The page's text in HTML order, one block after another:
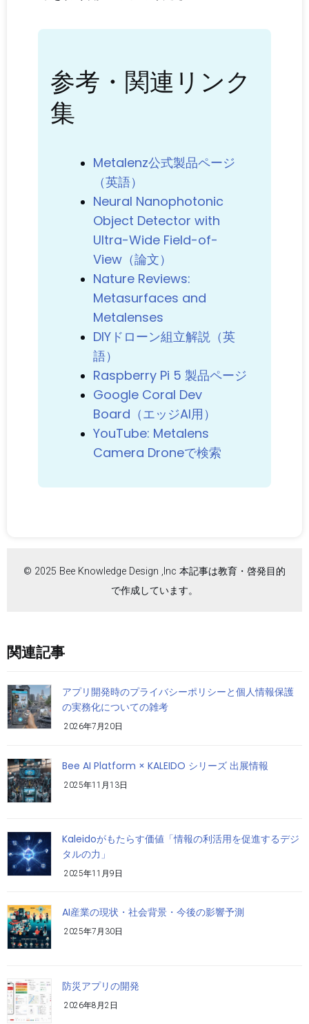
参考・関連リンク
集
Metalenz公式製品ページ
（英語）
Neural Nanophotonic
Object Detector with
Ultra-Wide Field-of-
View（論文）
Nature Reviews:
Metasurfaces and
Metalenses
DIYドローン組立解説（英
語）
Raspberry Pi 5 製品ページ
Google Coral Dev
Board（エッジAI用）
YouTube: Metalens
Camera Droneで検索
© 2025 Bee Knowledge Design ,Inc 本記事は教育・啓発目的
で作成しています。
関連記事
アプリ開発時のプライバシーポリシーと個人情報保護
の実務化についての雑考
2026年7月20日
Bee AI Platform × KALEIDO シリーズ 出展情報
2025年11月13日
Kaleidoがもたらす価値「情報の利活用を促進するデジ
タルの力」
2025年11月9日
AI産業の現状・社会背景・今後の影響予測
2025年7月30日
防災アプリの開発
2026年8月2日